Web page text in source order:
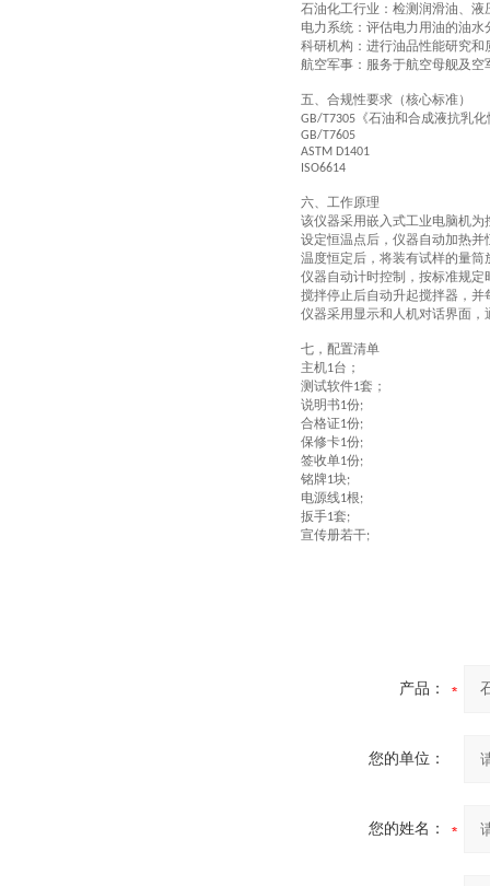
石油化工行业 ：检测润滑油、
电力系统 ：评估电力用油的油水
科研机构 ：进行油品性能研究和
航空军事 ：服务于航空母舰及
五、 合规性要求（核心标准）
GB/T7305 《石油和合成液抗乳
GB/T7605
ASTM D1401
ISO6614
六、 工作原理
该仪器采用嵌入式工业电脑机为
设定恒温点后，仪器自动加热并
温度恒定后，将装有试样的量筒
仪器自动计时控制，按标准规定
搅拌停止后自动升起搅拌器，并
仪器采用显示和人机对话界面
七，配置清单
主机1台；
测试软件1套；
说明书1份;
合格证1份;
保修卡1份;
签收单1份;
铭牌1块;
电源线1根;
扳手1套;
宣传册若干;
产品：
您的单位：
您的姓名：